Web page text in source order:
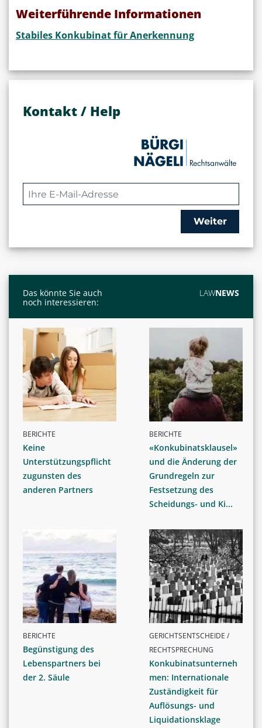
Weiterführende Informationen
Stabiles Konkubinat für Anerkennung
Kontakt / Help
Weiter
Das könnte Sie auch
noch interessieren:
LAWNEWS
BERICHTE
Keine
Unterstützungspflicht
zugunsten des
anderen Partners
BERICHTE
«Konkubinatsklausel»
und die Änderung der
Grundregeln zur
Festsetzung des
Scheidungs- und Ki...
BERICHTE
Begünstigung des
Lebenspartners bei
der 2. Säule
GERICHTSENTSCHEIDE /
RECHTSPRECHUNG
Konkubinatsunterneh
men: Internationale
Zuständigkeit für
Auflösungs- und
Liquidationsklage